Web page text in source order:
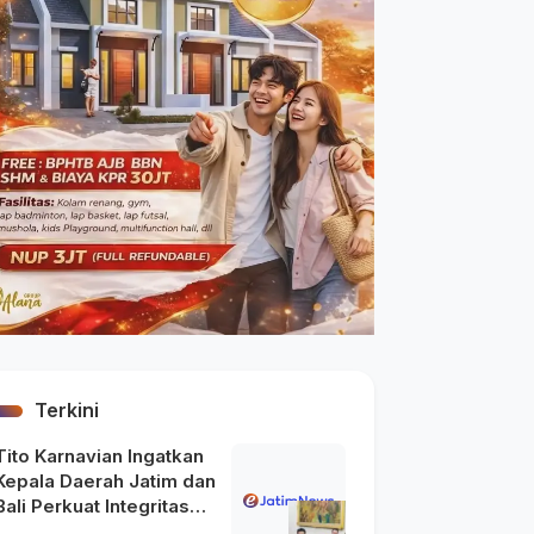
Terkini
Karnavian Ingatkan
Daerah Jatim dan
Perkuat Integritas